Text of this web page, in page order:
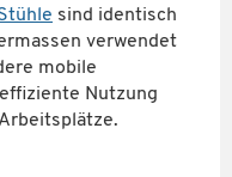
sind identisch
verwendet
mobile
Nutzung